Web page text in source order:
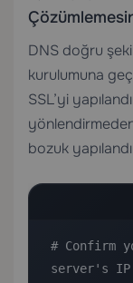
DNS doğru
kurulumuna
SSL’yi
bozuk
# Confirm
server's IP